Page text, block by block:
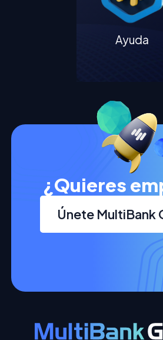
Ayuda
¿Quieres
Únete MultiBank